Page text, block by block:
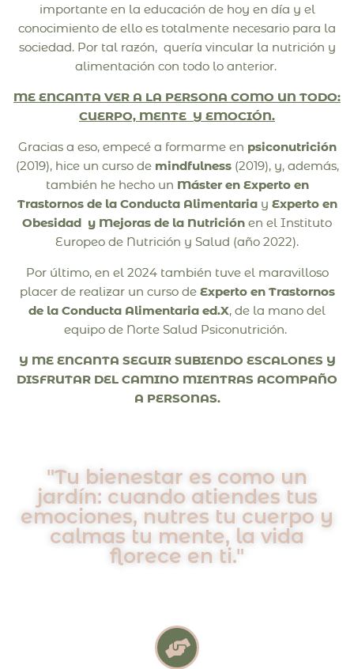
importante en la educación de hoy en día y el
conocimiento de ello es totalmente necesario para la
sociedad. Por tal razón, quería vincular la nutrición y
alimentación con todo lo anterior.
ME ENCANTA VER A LA PERSONA COMO UN TODO:
CUERPO, MENTE Y EMOCIÓN.
Gracias a eso, empecé a formarme en psiconutrición
(2019), hice un curso de mindfulness (2019), y, además,
también he hecho un Máster en Experto en
Trastornos de la Conducta Alimentariay Experto en
Obesidad y Mejoras de la Nutrición en el Instituto
Europeo de Nutrición y Salud (año 2022).
Por último, en el 2024 también tuve el maravilloso
placer de realizar un curso de Experto en Trastornos
de la Conducta Alimentaria ed.X, de la mano del
equipo de Norte Salud Psiconutrición.
Y ME ENCANTA SEGUIR SUBIENDO ESCALONES Y
DISFRUTAR DEL CAMINO MIENTRAS ACOMPAÑO
A PERSONAS.
"Tu bienestar es como un
jardín: cuando atiendes tus
emociones, nutres tu cuerpo y
calmas tu mente, la vida
florece en ti."